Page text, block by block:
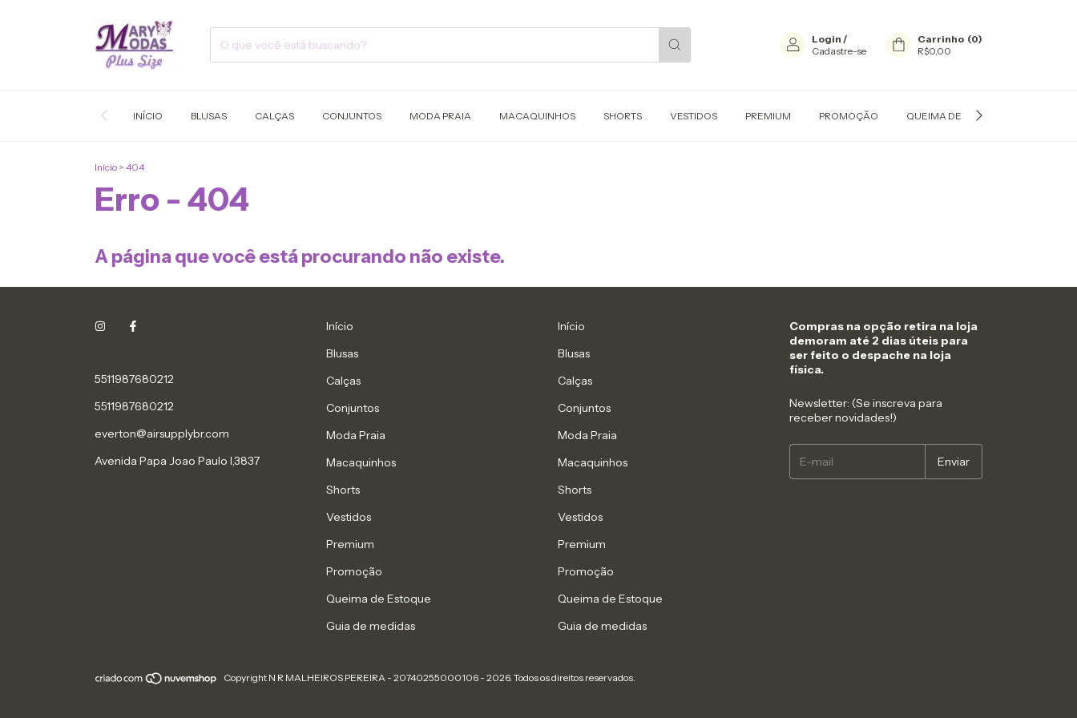
Login /
Cadastre-se
Carrinho (0)
R$0,00
INÍCIO BLUSAS CALÇAS CONJUNTOS MODA PRAIA MACAQUINHOS SHORTS VESTIDOS PREMIUM PROMOÇÃO QUEIMA DE ESTOQUE
Início > 404
Erro - 404
A página que você está procurando não existe.
5511987680212
5511987680212
everton@airsupplybr.com
Avenida Papa Joao Paulo l,3837
Início
Blusas
Calças
Conjuntos
Moda Praia
Macaquinhos
Shorts
Vestidos
Premium
Promoção
Queima de Estoque
Guia de medidas
Início
Blusas
Calças
Conjuntos
Moda Praia
Macaquinhos
Shorts
Vestidos
Premium
Promoção
Queima de Estoque
Guia de medidas
Compras na opção retira na loja
demoram até 2 dias úteis para
ser feito o despache na loja
física.
Newsletter: (Se inscreva para
receber novidades!)
Copyright N R MALHEIROS PEREIRA - 20740255000106 - 2026. Todos os direitos reservados.